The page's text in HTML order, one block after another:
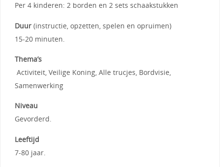
Per 4 kinderen: 2 borden en 2 sets schaakstukken
Duur(instructie, opzetten, spelen en opruimen)
15-20 minuten.
Thema’s
Activiteit, Veilige Koning, Alle trucjes, Bordvisie,
Samenwerking
Niveau
Gevorderd.
Leeftijd
7-80 jaar.